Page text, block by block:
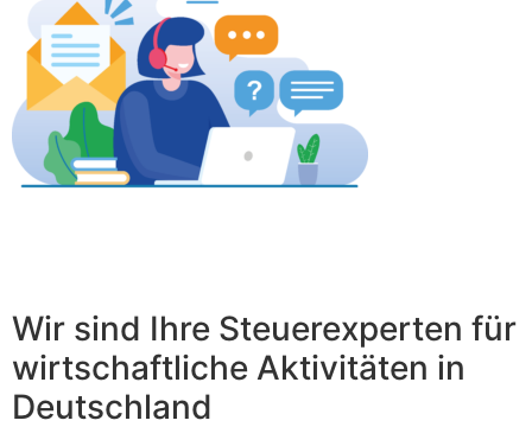
Wir sind Ihre Steuerexperten für
wirtschaftliche Aktivitäten in
Deutschland